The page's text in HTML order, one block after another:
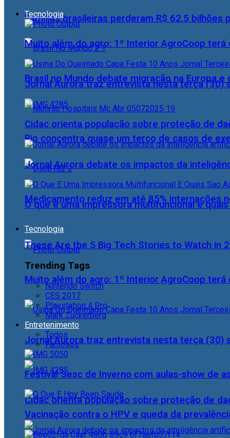
Famílias brasileiras perderam R$ 62,5 bilhões
Brasil no Mundo debate migração na Europa
Rio concentra quase um terço de casos de
Medicamento reduz em até 85% internações
Tecnologia
Muito além do agro: 1º Interior AgroCoop
Jornal Aurora traz entrevista nesta terça (30)
Cidac orienta população sobre proteção de
Tecnologia
Muito além do agro: 1º Interior AgroCoop
Jornal Aurora traz entrevista nesta terça (30)
Cidac orienta população sobre proteção de
Jornal Aurora debate os impactos da
O que é uma impressora multifuncional e
These Are the 5 Big Tech Stories to Watch in
Trending Tags
Nintendo Switch
CES 2017
Playstation 4 Pro
Mark Zuckerberg
Entretenimento
Todos
Famosos
Festival Sesc de Inverno com aulas-show de
Vacinação contra o HPV e queda da